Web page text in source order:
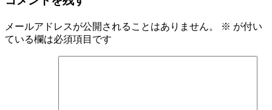
メールアドレスが公開されることはありません。 ※ が付い
ている欄は必須項目です